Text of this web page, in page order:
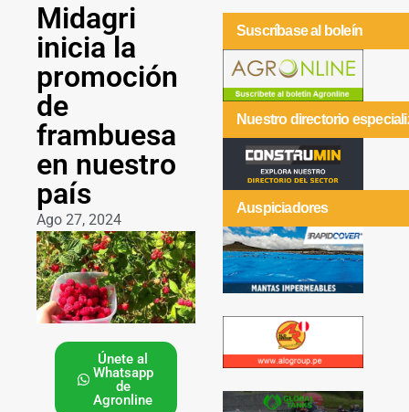
Midagri
inicia la
promoción
de
frambuesa
en nuestro
país
Ago 27, 2024
Únete al
Whatsapp
de
Agronline
Suscríbase al boleín
Nuestro directorio
Auspiciadores